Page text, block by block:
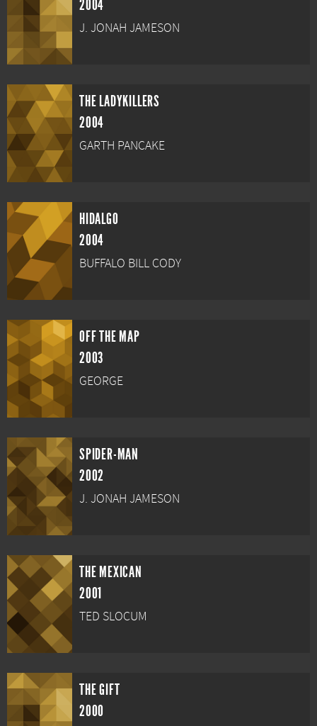
2004
J. JONAH JAMESON
THE LADYKILLERS
2004
GARTH PANCAKE
HIDALGO
2004
BUFFALO BILL CODY
OFF THE MAP
2003
GEORGE
SPIDER-MAN
2002
J. JONAH JAMESON
THE MEXICAN
2001
TED SLOCUM
THE GIFT
2000